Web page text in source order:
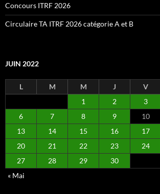
Concours ITRF 2026
Circulaire TA ITRF 2026 catégorie A et B
JUIN 2022
L M M J V
1
2 3
6
7 8 9 10
13
14 15 16 17
20
21 22 23 24
27
28 29
30
« Mai